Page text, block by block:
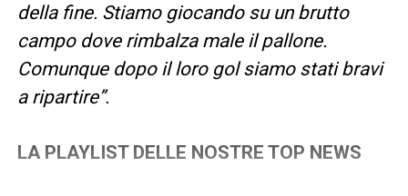
della fine. Stiamo giocando su un brutto
campo dove rimbalza male il pallone.
Comunque dopo il loro gol siamo stati bravi
a ripartire”.
LA PLAYLIST DELLE NOSTRE TOP NEWS